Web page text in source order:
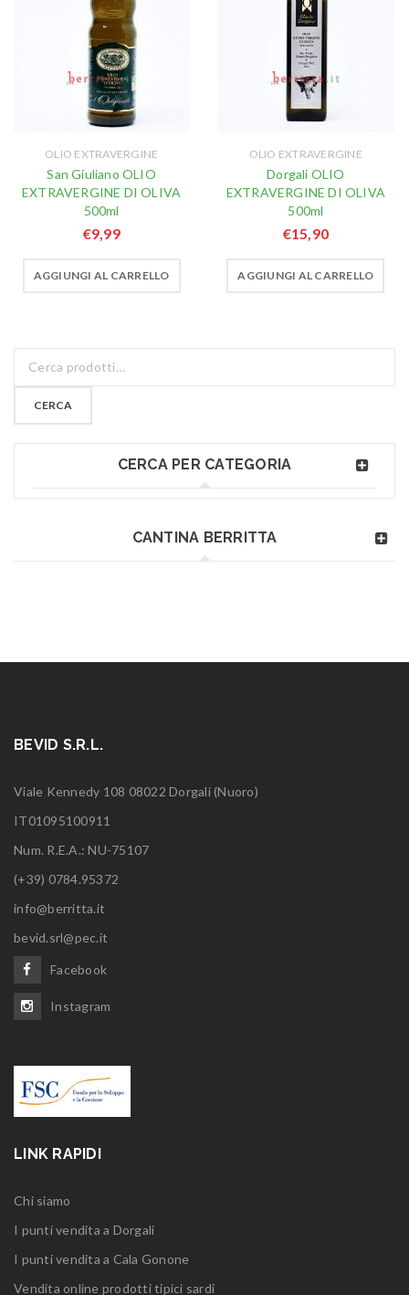
OLIO EXTRAVERGINE
San Giuliano OLIO
EXTRAVERGINE DI OLIVA
500ml
€9,99
AGGIUNGI AL CARRELLO
OLIO EXTRAVERGINE
Dorgali OLIO
EXTRAVERGINE DI OLIVA
500ml
€15,90
AGGIUNGI AL CARRELLO
CERCA
CERCA PER CATEGORIA
CANTINA BERRITTA
BEVID S.R.L.
Viale Kennedy 108 08022 Dorgali (Nuoro)
IT01095100911
Num. R.E.A.: NU-75107
(+39) 0784.95372
info@berritta.it
bevid.srl@pec.it
Facebook
Instagram
LINK RAPIDI
Chi siamo
I punti vendita a Dorgali
I punti vendita a Cala Gonone
Vendita online prodotti tipici sardi